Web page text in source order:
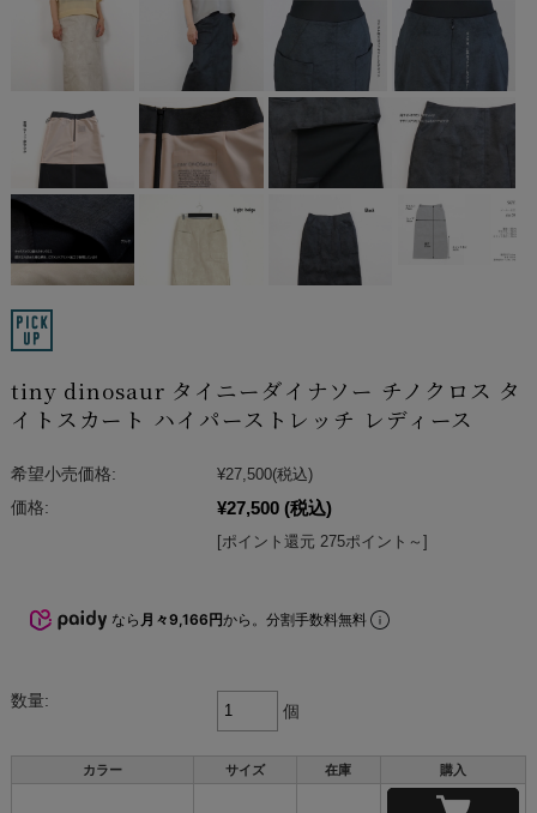
tiny dinosaur タイニーダイナソー チノクロス タ
イトスカート ハイパーストレッチ レディース
希望小売価格: ¥27,500(税込)
価格:
¥27,500 (税込)
[ポイント還元 275ポイント～]
なら 月々9,166円から。分割手数料無料
数量:
個
カラー サイズ 在庫 購入